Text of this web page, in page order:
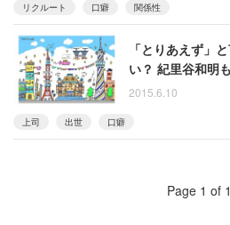
リクルート 口癖 関係性
「とりあえず」
い？ 紀里谷和明
いい作品ができな
2015.6.10
上司 出世 口癖
Page 1 of 1